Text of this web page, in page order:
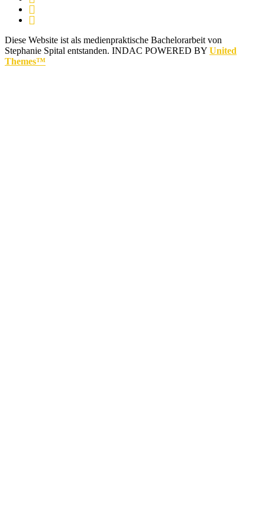
Diese Website ist als medienpraktische Bachelorarbeit von
Stephanie Spital entstanden. INDAC POWERED BY United
Themes™